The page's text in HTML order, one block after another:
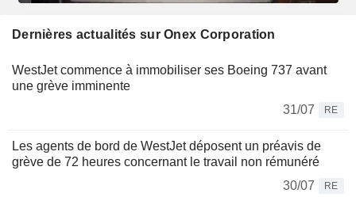
Dernières actualités sur Onex Corporation
WestJet commence à immobiliser ses Boeing 737 avant
une grève imminente
31/07
RE
Les agents de bord de WestJet déposent un préavis de
grève de 72 heures concernant le travail non rémunéré
30/07
RE